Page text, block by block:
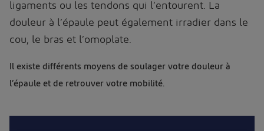
ligaments ou les tendons qui l’entourent. La
douleur à l’épaule peut également irradier dans le
cou, le bras et l’omoplate.
Il existe différents moyens de soulager votre douleur à
l’épaule et de retrouver votre mobilité.